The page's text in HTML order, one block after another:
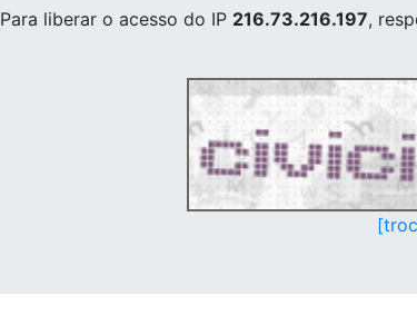
Para liberar o acesso do IP 216.73.216.197,